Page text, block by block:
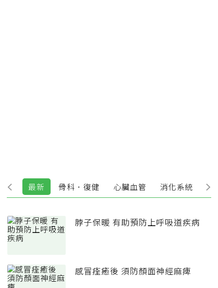
最新 骨科．復健 心臟血管 消化系統 精
脖子保暖 有助預防上呼吸道疾病
感冒痊癒後 須防顏面神經麻痺